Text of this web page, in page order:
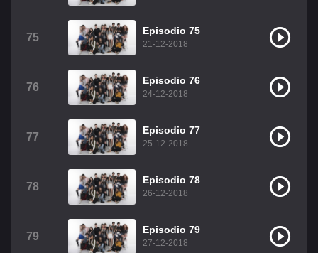
75
Episodio 75
21-12-2018
76
Episodio 76
24-12-2018
77
Episodio 77
25-12-2018
78
Episodio 78
26-12-2018
79
Episodio 79
27-12-2018